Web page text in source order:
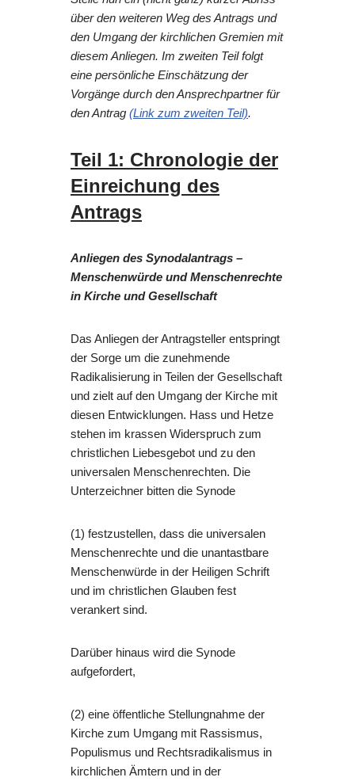
über den weiteren Weg des Antrags und
den Umgang der kirchlichen Gremien mit
diesem Anliegen. Im zweiten Teil folgt
eine persönliche Einschätzung der
Vorgänge durch den Ansprechpartner für
den Antrag (Link zum zweiten Teil).
Teil 1: Chronologie der
Einreichung des
Antrags
Anliegen des Synodalantrags –
Menschenwürde und Menschenrechte
in Kirche und Gesellschaft
Das Anliegen der Antragsteller entspringt
der Sorge um die zunehmende
Radikalisierung in Teilen der Gesellschaft
und zielt auf den Umgang der Kirche mit
diesen Entwicklungen. Hass und Hetze
stehen im krassen Widerspruch zum
christlichen Liebesgebot und zu den
universalen Menschenrechten. Die
Unterzeichner bitten die Synode
(1) festzustellen, dass die universalen
Menschenrechte und die unantastbare
Menschenwürde in der Heiligen Schrift
und im christlichen Glauben fest
verankert sind.
Darüber hinaus wird die Synode
aufgefordert,
(2) eine öffentliche Stellungnahme der
Kirche zum Umgang mit Rassismus,
Populismus und Rechtsradikalismus in
kirchlichen Ämtern und in der